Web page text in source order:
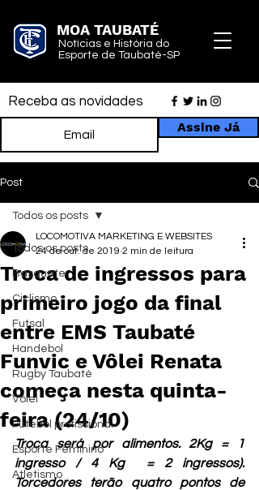
MOA TAUBATÉ
Notícias e História do
Esporte de Taubaté-SP
Receba as novidades
Assine Já
Post
Todos os posts
Basquete
Ciclismo
Futsal
Handebol
Rugby Taubaté
Vôlei
Futebol profissional
Esporte Feminino
Atletismo
Todos os posts
Troca de ingressos para
primeiro jogo da final
entre EMS Taubaté
Funvic e Vôlei Renata
começa nesta quinta-
feira (24/10)
LOCOMOTIVA MARKETING E WEBSITES
24 de out. de 2019 2 min de leitura
Troca será por alimentos. 2Kg = 1
ingresso / 4 Kg  = 2 ingressos).
Torcedores terão quatro pontos de